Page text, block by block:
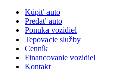
Kúpiť auto
Predať auto
Ponuka vozidiel
Tepovacie služby
Cenník
Financovanie vozidiel
Kontakt